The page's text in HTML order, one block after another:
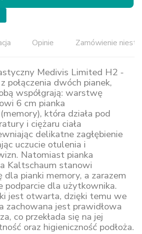
Opinie Zamówienie
Medivis Limited H2 -
połączenia dwóch pianek,
współgrają: warstwę
6 cm pianka
która działa pod
i ciężaru ciała
delikatne zagłębienie
uczucie otulenia i
Natomiast pianka
Kaltschaum stanowi
dla pianki memory, a zarazem
podparcie dla użytkownika.
jest otwarta, dzięki temu we
zachowana jest prawidłowa
co przekłada się na jej
oraz higieniczność podłoża.